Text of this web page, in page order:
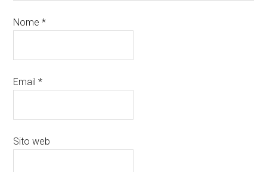
Nome*
Email*
Sito web